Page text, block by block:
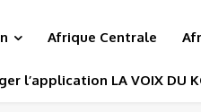
Afrique Centrale
l’application LA VOIX DU